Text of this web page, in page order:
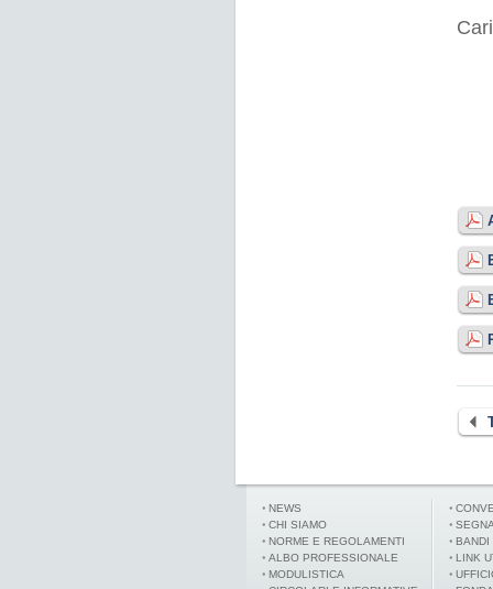
NEWS
CHI SIAMO
NORME E REGOLAMENTI
ALBO PROFESSIONALE
MODULISTICA
BANDI
LINK